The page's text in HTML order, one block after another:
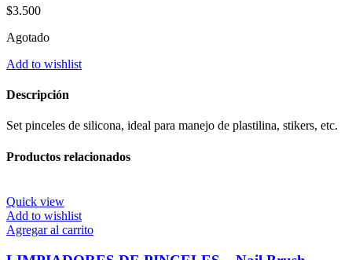
$3.500
Agotado
Add to wishlist
Descripción
Set pinceles de silicona, ideal para manejo de plastilina, stikers, etc.
Productos relacionados
Quick view
Add to wishlist
Agregar al carrito